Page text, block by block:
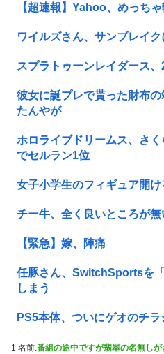
【超速報】Yahoo、めっち
ワイルズさん、サンブレイ
スプラトゥーンレイダース
彼女に誕プレで貰った財布
たんやが
ホロライブドリームス、さ
でセルラン1位
女子小学生のフィギュア開
チー牛、全く良いところが無
【緊急】嫁、陣痛
任豚さん、SwitchSportsを
しまう
PS5本体、ついにゲオのチ
1 名前:番組の途中ですが翡翠の名無し